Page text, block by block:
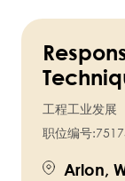
工程工业发展
职位编号:
Arlon,